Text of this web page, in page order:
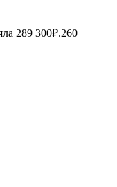
289 300₽.260